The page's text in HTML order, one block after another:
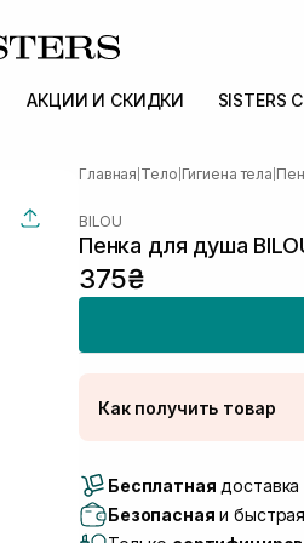
АКЦИИ И СКИДКИ SISTERS
Главная Тело Гигиена тела
BILOU
Пенка для душа
375₴
Как получить товар
Самовывоз г. Луцк,
Самовывоз г. Львов,
Бесплатная
Безопасная и